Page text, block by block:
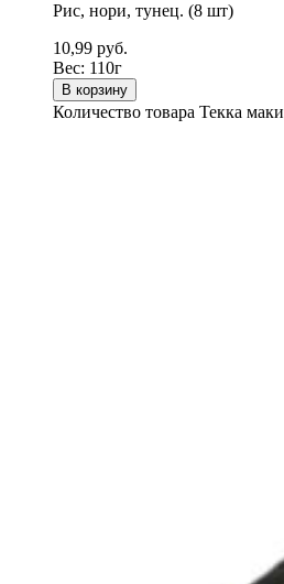
Рис, нори, тунец. (8 шт)
10,99 руб.
Вес: 110г
В корзину
Количество товара Текка маки